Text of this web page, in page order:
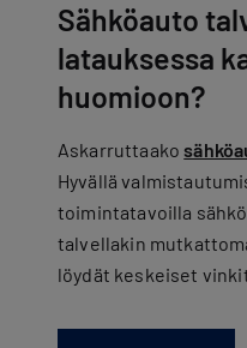
Sähköauto
latauksessa
huomioon?
Askarruttaako
Hyvällä
toimintatavoilla
talvellakin
löydät keskeiset